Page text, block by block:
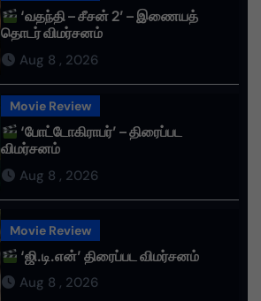
‘வதந்தி – சீசன் 2’ – இணையத்
தொடர் விமர்சனம்
Aug 8 , 2026
Movie Review
‘போட்டோகிராபர்’ – திரைப்பட
விமர்சனம்
Aug 8 , 2026
Movie Review
‘ஜி.டி.என்’ திரைப்பட விமர்சனம்
Aug 8 , 2026